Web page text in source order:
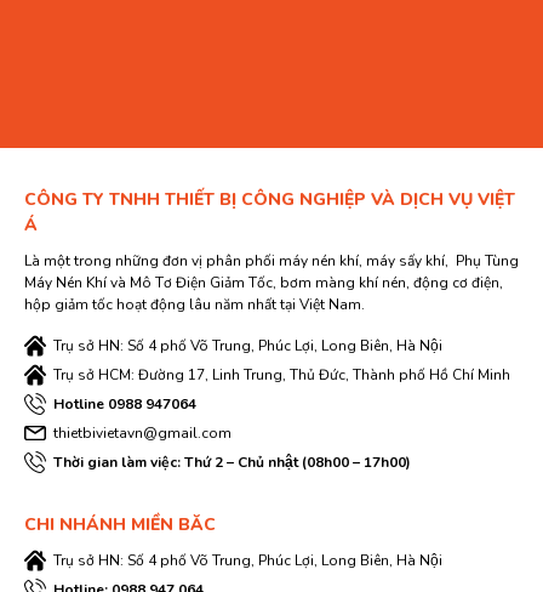
CÔNG TY TNHH THIẾT BỊ CÔNG NGHIỆP VÀ DỊCH VỤ VIỆT
Á
Là một trong những đơn vị phân phối máy nén khí, máy sấy khí, Phụ Tùng
Máy Nén Khí và Mô Tơ Điện Giảm Tốc, bơm màng khí nén, động cơ điện,
hộp giảm tốc hoạt động lâu năm nhất tại Việt Nam.
Trụ sở HN: Số 4 phố Võ Trung, Phúc Lợi, Long Biên, Hà Nội
Trụ sở HCM: Đường 17, Linh Trung, Thủ Đức, Thành phố Hồ Chí Minh
Hotline 0988 947064
thietbivietavn@gmail.com
Thời gian làm việc: Thứ 2 – Chủ nhật (08h00 – 17h00)
CHI NHÁNH MIỀN BĂC
Trụ sở HN: Số 4 phố Võ Trung, Phúc Lợi, Long Biên, Hà Nội